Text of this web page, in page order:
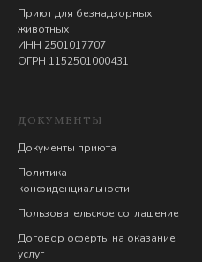
Приют для безнадзорных
животных
ИНН 2501017707
ОГРН 1152501000431
ДОКУМЕНТЫ
Документы приюта
Политика
конфиденциальности
Пользовательское соглашение
Договор оферты на оказание
услуг